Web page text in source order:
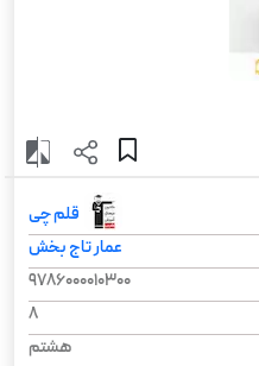
قلم چی
عمار تاج بخش
9786000010300
8
هشتم